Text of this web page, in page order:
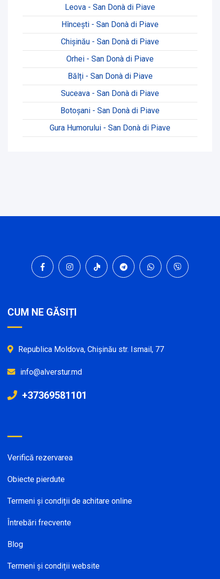
Leova - San Donà di Piave
Hînceşti - San Donà di Piave
Chișinău - San Donà di Piave
Orhei - San Donà di Piave
Bălți - San Donà di Piave
Suceava - San Donà di Piave
Botoșani - San Donà di Piave
Gura Humorului - San Donà di Piave
CUM NE GĂSIȚI
Republica Moldova, Chișinău str. Ismail, 77
info@alverstur.md
+37369581101
Verifică rezervarea
Obiecte pierdute
Termeni și condiții de achitare online
Întrebări frecvente
Blog
Termeni și condiții website